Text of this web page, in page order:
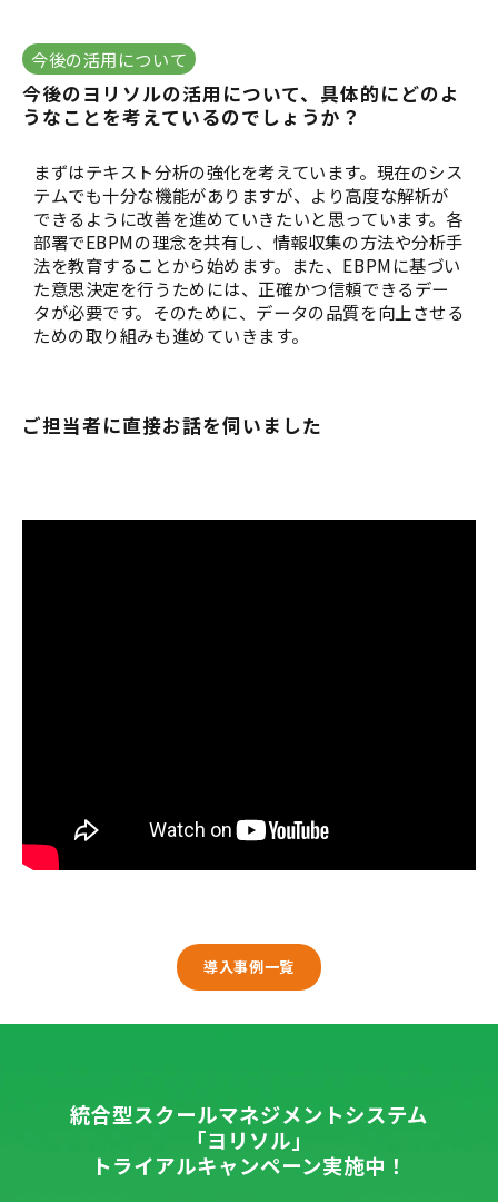
今後の活用について
今後のヨリソルの活用について、具体的にどのよ
うなことを考えているのでしょうか？
まずはテキスト分析の強化を考えています。現在のシス
テムでも十分な機能がありますが、より高度な解析が
できるように改善を進めていきたいと思っています。各
部署でEBPMの理念を共有し、情報収集の方法や分析手
法を教育することから始めます。また、EBPMに基づい
た意思決定を行うためには、正確かつ信頼できるデー
タが必要です。そのために、データの品質を向上させる
ための取り組みも進めていきます。
ご担当者に直接お話を伺いました
導入事例一覧
統合型スクールマネジメントシステム
「ヨリソル」
トライアルキャンペーン実施中！